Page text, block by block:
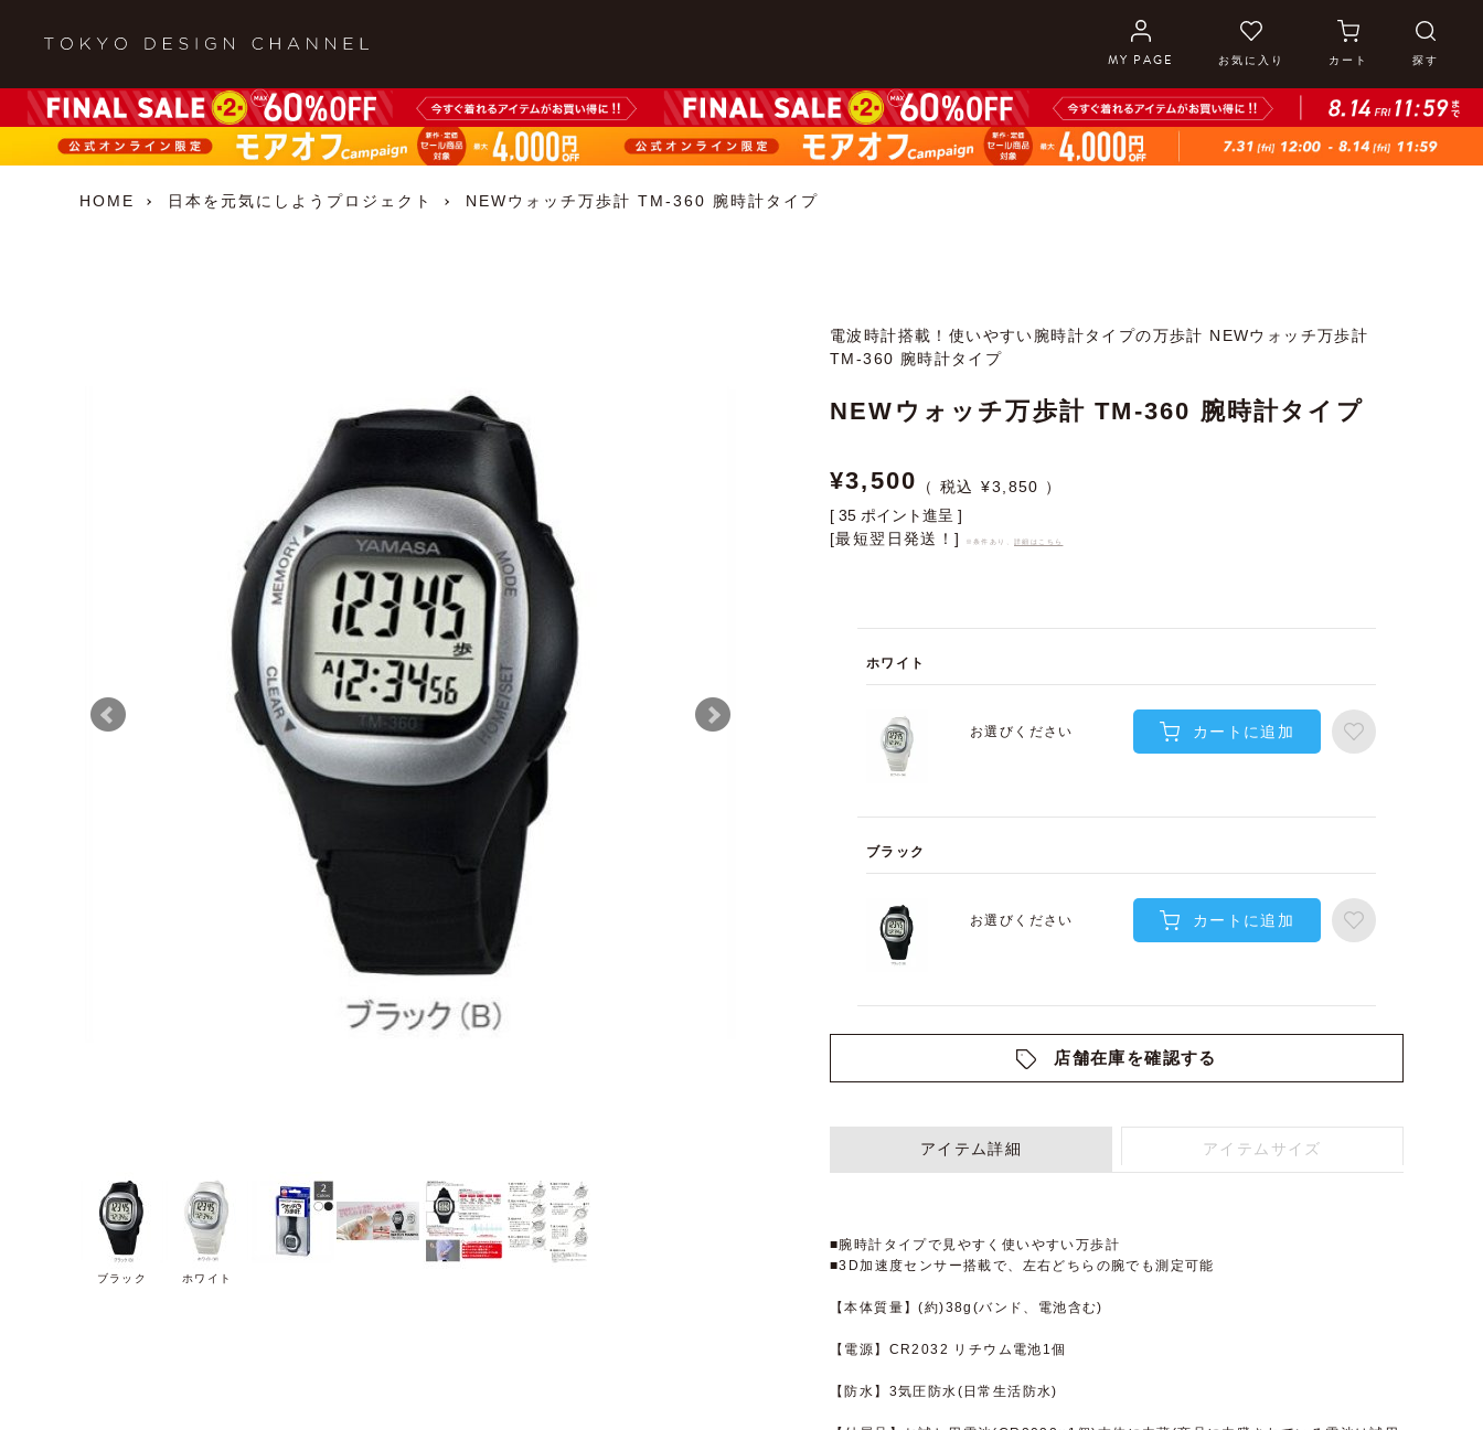
MY PAGE お気に入り カート 探す
HOME 日本を元気にしようプロジェクト NEWウォッチ万歩計 TM-360 腕時計タイプ
ブラック ホワイト
電波時計搭載！使いやすい腕時計タイプの万歩計 NEWウォッチ万歩計
TM-360 腕時計タイプ
NEWウォッチ万歩計 TM-360 腕時計タイプ
¥3,500 ¥3,850
[ 35 ポイント進呈 ]
[最短翌日発送！]
※条件あり、 詳細はこちら
ホワイト
お選びください カートに追加
ブラック
お選びください カートに追加
店舗在庫を確認する
アイテム詳細 アイテムサイズ
■腕時計タイプで見やすく使いやすい万歩計
■3D加速度センサー搭載で、左右どちらの腕でも測定可能
【本体質量】(約)38g(バンド、電池含む)
【電源】CR2032 リチウム電池1個
【防水】3気圧防水(日常生活防水)